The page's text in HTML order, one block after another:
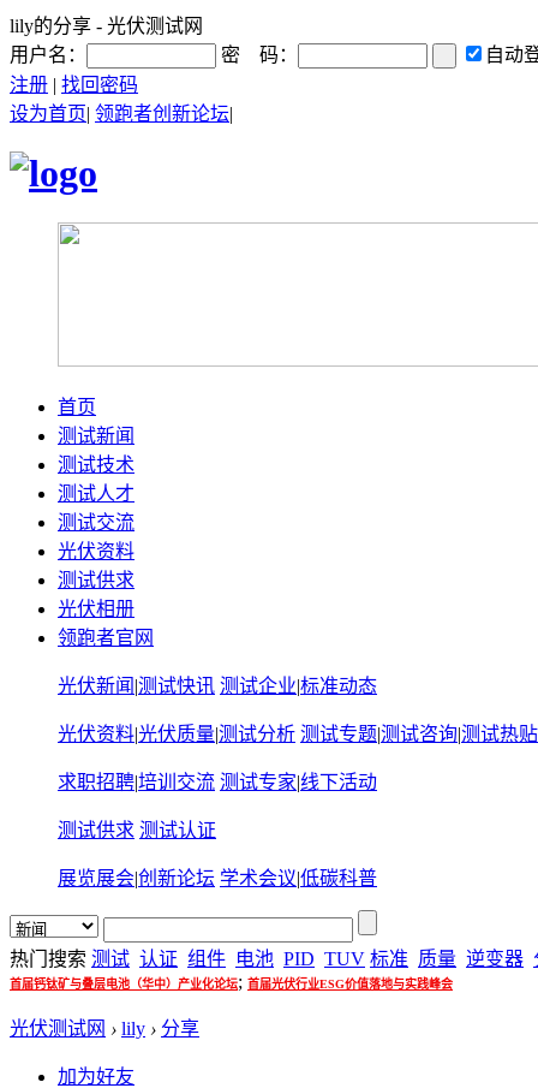
lily的分享 - 光伏测试网
用户名：
密 码：
自动
注册 | 找回密码
设为首页| 领跑者创新论坛|
首页
测试新闻
测试技术
测试人才
测试交流
光伏资料
测试供求
光伏相册
领跑者官网
光伏新闻 |测试快讯 测试企业|标准动态
光伏资料|光伏质量|测试分析 测试专题|测试咨询|测试热贴
求职招聘|培训交流 测试专家|线下活动
测试供求 测试认证
展览展会|创新论坛 学术会议|低碳科普
热门搜索 测试 认证 组件 电池 PID TUV 标准 质量 逆变器
首届钙钛矿与叠层电池（华中）产业化论坛; 首届光伏行业ESG价值落地与实践峰会
光伏测试网 › lily › 分享
加为好友